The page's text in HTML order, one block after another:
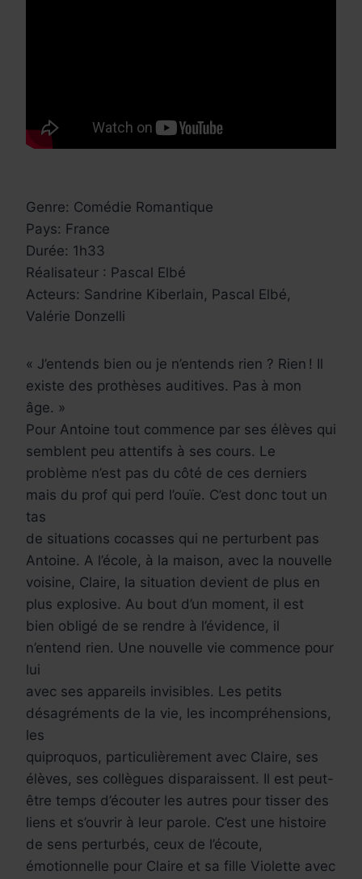
Genre: Comédie Romantique
Pays: France
Durée: 1h33
Réalisateur : Pascal Elbé
Acteurs: Sandrine Kiberlain, Pascal Elbé,
Valérie Donzelli
« J’entends bien ou je n’entends rien ? Rien ! Il
existe des prothèses auditives. Pas à mon
âge. »
Pour Antoine tout commence par ses élèves qui
semblent peu attentifs à ses cours. Le
problème n’est pas du côté de ces derniers
mais du prof qui perd l’ouïe. C’est donc tout un
tas
de situations cocasses qui ne perturbent pas
Antoine. A l’école, à la maison, avec la nouvelle
voisine, Claire, la situation devient de plus en
plus explosive. Au bout d’un moment, il est
bien obligé de se rendre à l’évidence, il
n’entend rien. Une nouvelle vie commence pour
lui
avec ses appareils invisibles. Les petits
désagréments de la vie, les incompréhensions,
les
quiproquos, particulièrement avec Claire, ses
élèves, ses collègues disparaissent. Il est peut-
être temps d’écouter les autres pour tisser des
liens et s’ouvrir à leur parole. C’est une histoire
de sens perturbés, ceux de l’écoute,
émotionnelle pour Claire et sa fille Violette avec